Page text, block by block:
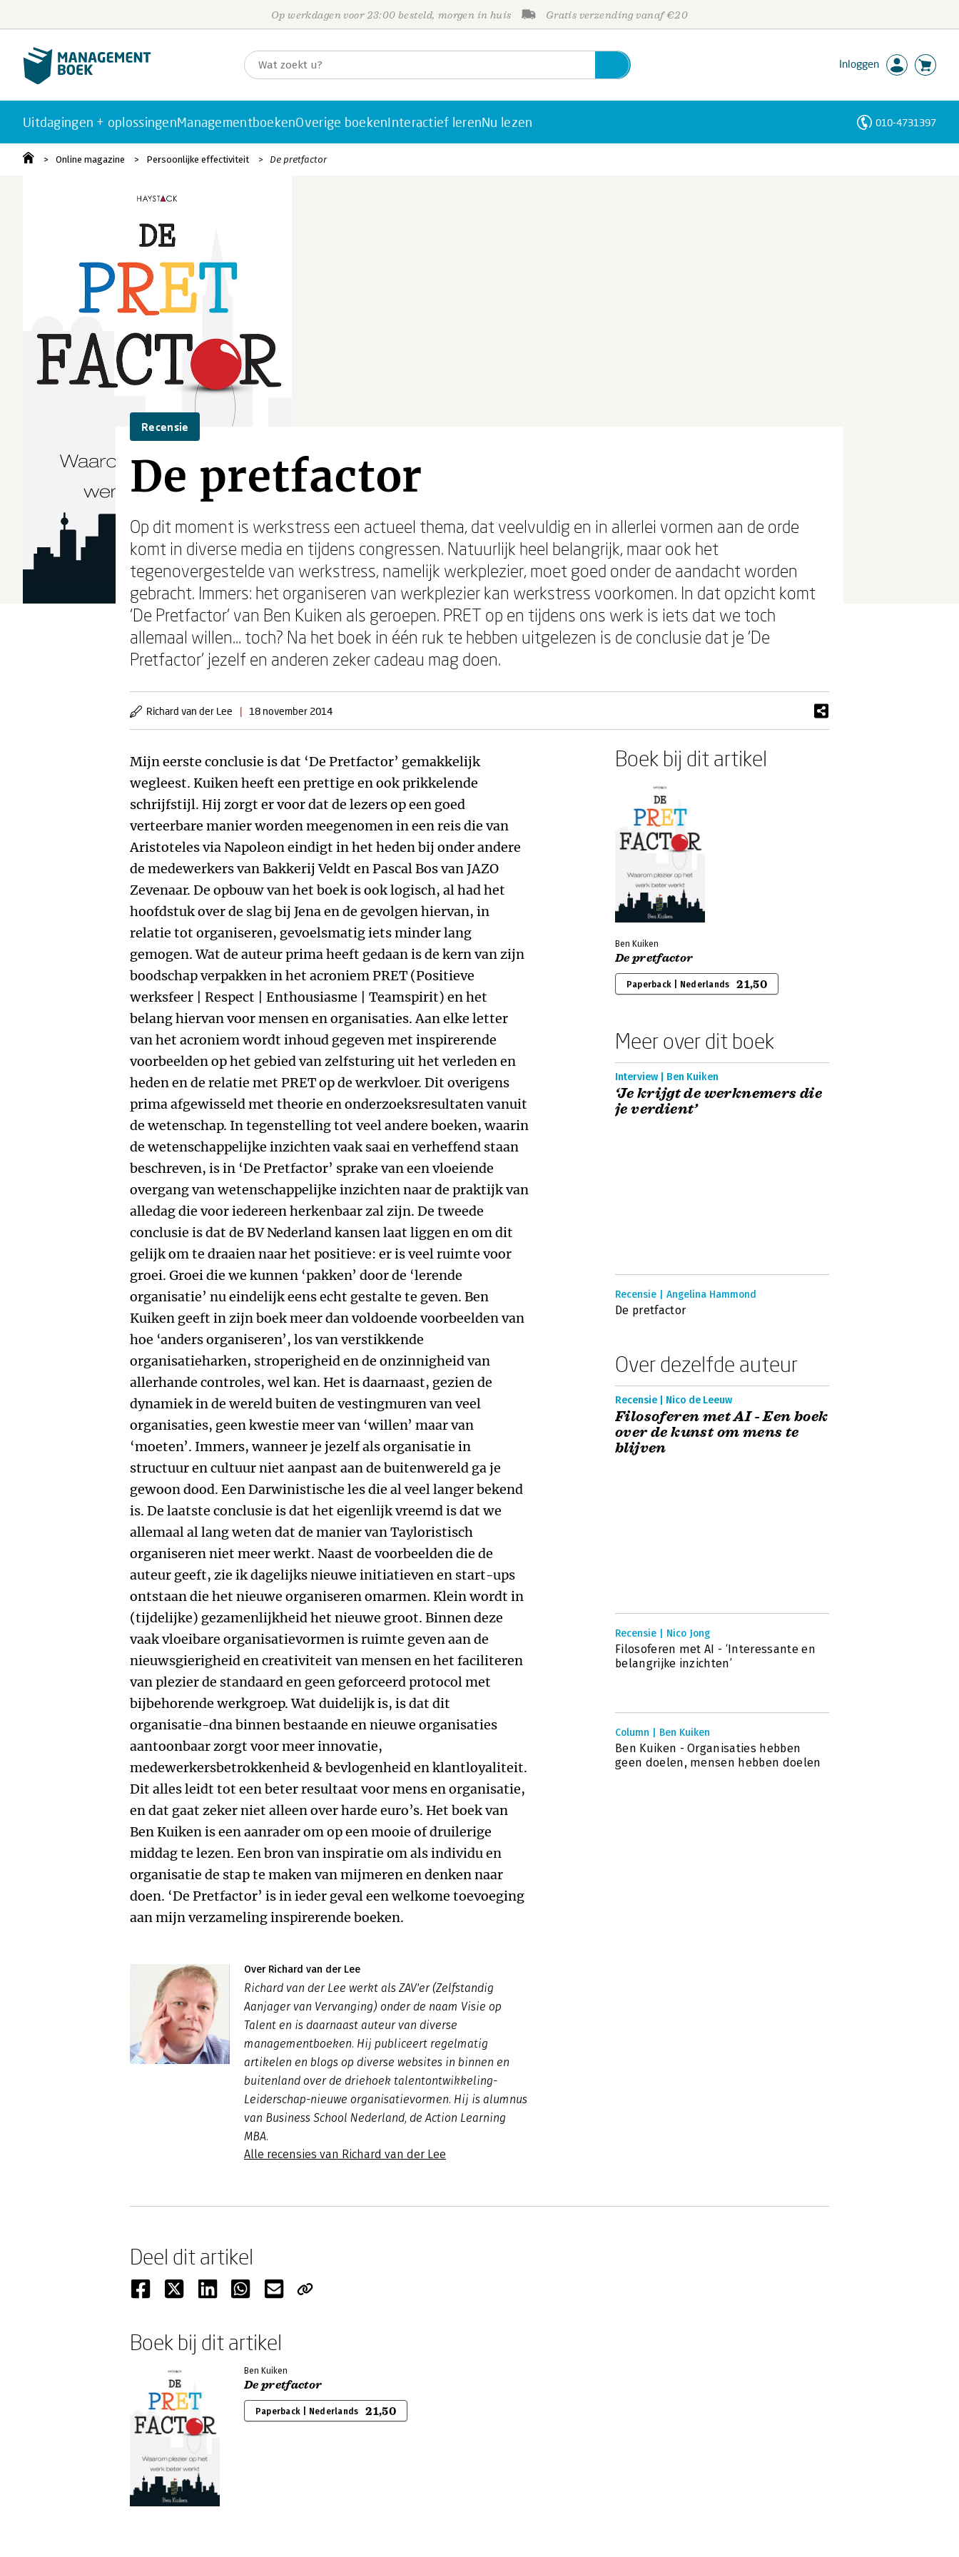
Op werkdagen voor 23:00 besteld, morgen in huis Gratis verzending vanaf €20
Inloggen
Uitdagingen + oplossingenManagementboekenOverige boekenInteractief lerenNu lezen 010-4731397
Online magazine Persoonlijke effectiviteit De pretfactor
Recensie
De pretfactor
Op dit moment is werkstress een actueel thema, dat veelvuldig en in allerlei vormen aan de orde
komt in diverse media en tijdens congressen. Natuurlijk heel belangrijk, maar ook het
tegenovergestelde van werkstress, namelijk werkplezier, moet goed onder de aandacht worden
gebracht. Immers: het organiseren van werkplezier kan werkstress voorkomen. In dat opzicht komt
‘De Pretfactor’ van Ben Kuiken als geroepen. PRET op en tijdens ons werk is iets dat we toch
allemaal willen… toch? Na het boek in één ruk te hebben uitgelezen is de conclusie dat je ‘De
Pretfactor’ jezelf en anderen zeker cadeau mag doen.
Richard van der Lee | 18 november 2014
Mijn eerste conclusie is dat ‘De Pretfactor’ gemakkelijk
wegleest. Kuiken heeft een prettige en ook prikkelende
schrijfstijl. Hij zorgt er voor dat de lezers op een goed
verteerbare manier worden meegenomen in een reis die van
Aristoteles via Napoleon eindigt in het heden bij onder andere
de medewerkers van Bakkerij Veldt en Pascal Bos van JAZO
Zevenaar. De opbouw van het boek is ook logisch, al had het
hoofdstuk over de slag bij Jena en de gevolgen hiervan, in
relatie tot organiseren, gevoelsmatig iets minder lang
gemogen. Wat de auteur prima heeft gedaan is de kern van zijn
boodschap verpakken in het acroniem PRET (Positieve
werksfeer | Respect | Enthousiasme | Teamspirit) en het
belang hiervan voor mensen en organisaties. Aan elke letter
van het acroniem wordt inhoud gegeven met inspirerende
voorbeelden op het gebied van zelfsturing uit het verleden en
heden en de relatie met PRET op de werkvloer. Dit overigens
prima afgewisseld met theorie en onderzoeksresultaten vanuit
de wetenschap. In tegenstelling tot veel andere boeken, waarin
de wetenschappelijke inzichten vaak saai en verheffend staan
beschreven, is in ‘De Pretfactor’ sprake van een vloeiende
overgang van wetenschappelijke inzichten naar de praktijk van
alledag die voor iedereen herkenbaar zal zijn. De tweede
conclusie is dat de BV Nederland kansen laat liggen en om dit
gelijk om te draaien naar het positieve: er is veel ruimte voor
groei. Groei die we kunnen ‘pakken’ door de ‘lerende
organisatie’ nu eindelijk eens echt gestalte te geven. Ben
Kuiken geeft in zijn boek meer dan voldoende voorbeelden van
hoe ‘anders organiseren’, los van verstikkende
organisatieharken, stroperigheid en de onzinnigheid van
allerhande controles, wel kan. Het is daarnaast, gezien de
dynamiek in de wereld buiten de vestingmuren van veel
organisaties, geen kwestie meer van ‘willen’ maar van
‘moeten’. Immers, wanneer je jezelf als organisatie in
structuur en cultuur niet aanpast aan de buitenwereld ga je
gewoon dood. Een Darwinistische les die al veel langer bekend
is. De laatste conclusie is dat het eigenlijk vreemd is dat we
allemaal al lang weten dat de manier van Tayloristisch
organiseren niet meer werkt. Naast de voorbeelden die de
auteur geeft, zie ik dagelijks nieuwe initiatieven en start-ups
ontstaan die het nieuwe organiseren omarmen. Klein wordt in
(tijdelijke) gezamenlijkheid het nieuwe groot. Binnen deze
vaak vloeibare organisatievormen is ruimte geven aan de
nieuwsgierigheid en creativiteit van mensen en het faciliteren
van plezier de standaard en geen geforceerd protocol met
bijbehorende werkgroep. Wat duidelijk is, is dat dit
organisatie-dna binnen bestaande en nieuwe organisaties
aantoonbaar zorgt voor meer innovatie,
medewerkersbetrokkenheid & bevlogenheid en klantloyaliteit.
Dit alles leidt tot een beter resultaat voor mens en organisatie,
en dat gaat zeker niet alleen over harde euro’s. Het boek van
Ben Kuiken is een aanrader om op een mooie of druilerige
middag te lezen. Een bron van inspiratie om als individu en
organisatie de stap te maken van mijmeren en denken naar
doen. ‘De Pretfactor’ is in ieder geval een welkome toevoeging
aan mijn verzameling inspirerende boeken.
Over Richard van der Lee
Richard van der Lee werkt als ZAV'er (Zelfstandig
Aanjager van Vervanging) onder de naam Visie op
Talent en is daarnaast auteur van diverse
managementboeken. Hij publiceert regelmatig
artikelen en blogs op diverse websites in binnen en
buitenland over de driehoek talentontwikkeling-
Leiderschap-nieuwe organisatievormen. Hij is alumnus
van Business School Nederland, de Action Learning
MBA.
Alle recensies van Richard van der Lee
Boek bij dit artikel
Ben Kuiken
De pretfactor
Paperback | Nederlands 21,50
Meer over dit boek
Interview | Ben Kuiken
‘Je krijgt de werknemers die
je verdient’
Recensie | Angelina Hammond
De pretfactor
Over dezelfde auteur
Recensie | Nico de Leeuw
Filosoferen met AI - Een boek
over de kunst om mens te
blijven
Recensie | Nico Jong
Filosoferen met AI - ‘Interessante en
belangrijke inzichten’
Column | Ben Kuiken
Ben Kuiken - Organisaties hebben
geen doelen, mensen hebben doelen
Deel dit artikel
Boek bij dit artikel
Ben Kuiken
De pretfactor
Paperback | Nederlands 21,50
Personen